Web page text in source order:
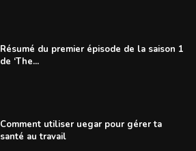
Résumé du premier épisode de la saison 1
de ‘The...
Comment utiliser uegar pour gérer ta
santé au travail